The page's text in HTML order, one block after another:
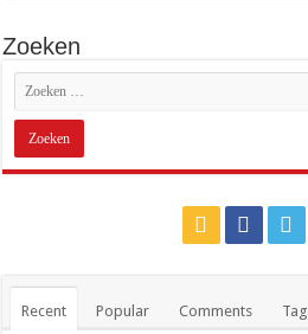
Zoeken
Recent Popular Comments